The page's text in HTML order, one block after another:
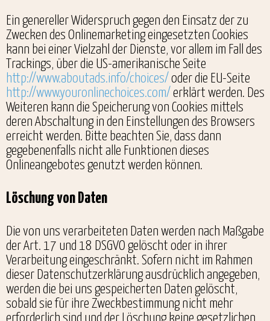
Ein genereller Widerspruch gegen den Einsatz der zu
Zwecken des Onlinemarketing eingesetzten Cookies
kann bei einer Vielzahl der Dienste, vor allem im Fall des
Trackings, über die US-amerikanische Seite
http://www.aboutads.info/choices/ oder die EU-Seite
http://www.youronlinechoices.com/ erklärt werden. Des
Weiteren kann die Speicherung von Cookies mittels
deren Abschaltung in den Einstellungen des Browsers
erreicht werden. Bitte beachten Sie, dass dann
gegebenenfalls nicht alle Funktionen dieses
Onlineangebotes genutzt werden können.
Löschung von Daten
Die von uns verarbeiteten Daten werden nach Maßgabe
der Art. 17 und 18 DSGVO gelöscht oder in ihrer
Verarbeitung eingeschränkt. Sofern nicht im Rahmen
dieser Datenschutzerklärung ausdrücklich angegeben,
werden die bei uns gespeicherten Daten gelöscht,
sobald sie für ihre Zweckbestimmung nicht mehr
erforderlich sind und der Löschung keine gesetzlichen